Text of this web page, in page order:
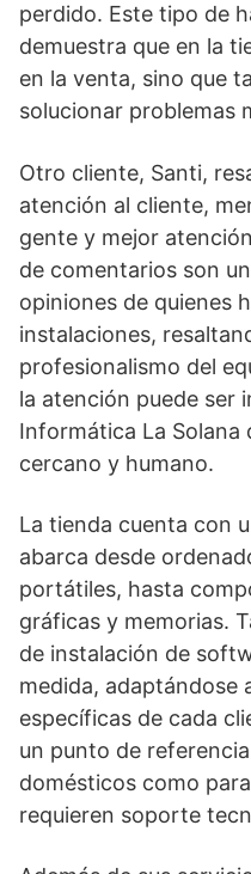
perdido. Este tipo de
demuestra que en la
en la venta, sino que
solucionar problemas
Otro cliente, Santi,
atención al cliente,
gente y mejor
de comentarios son
opiniones de quienes
instalaciones,
profesionalismo del
la atención puede ser
Informática La Solana
cercano y humano.
La tienda cuenta con
abarca desde
portátiles, hasta
gráficas y memorias.
de instalación de
medida, adaptándose
específicas de cada
un punto de
domésticos como
requieren soporte